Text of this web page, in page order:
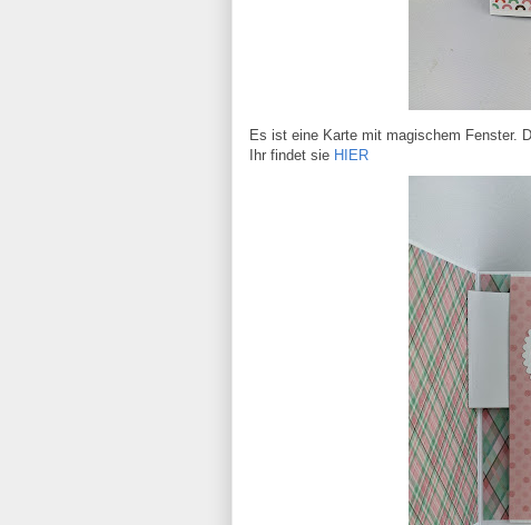
Es ist eine Karte mit magischem Fenster.
Ihr findet sie HIER